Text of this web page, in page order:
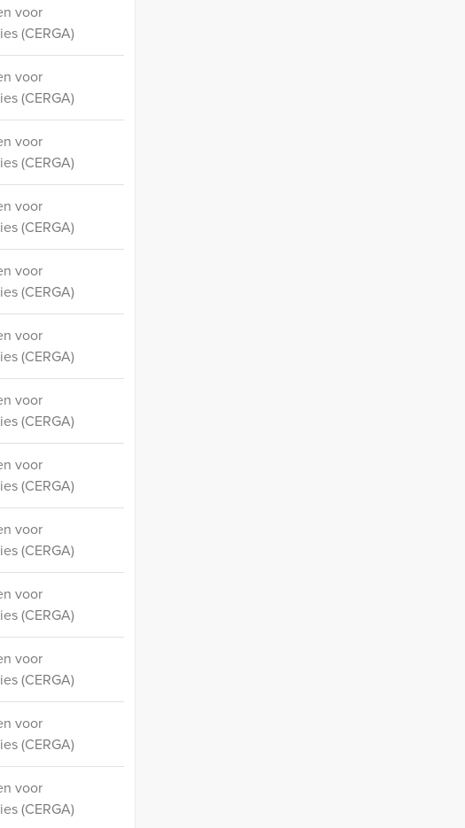
voor
(CERGA)
voor
(CERGA)
voor
(CERGA)
voor
(CERGA)
voor
(CERGA)
voor
(CERGA)
voor
(CERGA)
voor
(CERGA)
voor
(CERGA)
voor
(CERGA)
voor
(CERGA)
voor
(CERGA)
voor
(CERGA)